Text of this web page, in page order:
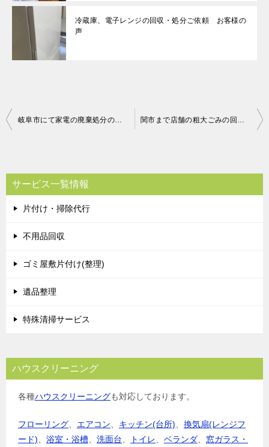
冷蔵庫、電子レンジの回収・処分ご依頼 お客様の
声
投
ビ
ゲ
ー
シ
岐阜市にて家電の廃棄処分のご依頼 お客様の声 関市まで店舗の粗大ごみの回収処分のご依頼 お客様の声
サービス一覧情報
片付け・掃除代行
不用品回収
ゴミ屋敷片付け(整理)
遺品整理
特殊清掃サービス
ハウスクリーニング
各種ハウスクリーニングも対応しております。
フローリング エアコン キッチン(台所)
換気扇(レンジフ
ード)
浴室・浴槽 洗面台 トイレ ベランダ
窓ガラス・